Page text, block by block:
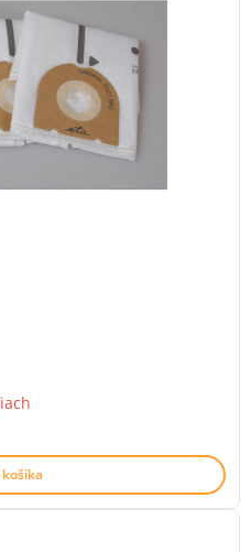
košíka